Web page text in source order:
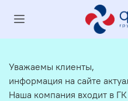
Уважаемы клиенты,
информация на сайте
Наша компания входит в